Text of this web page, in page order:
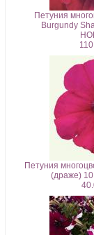
Петуния
Burgundy
Петуния
(драже)